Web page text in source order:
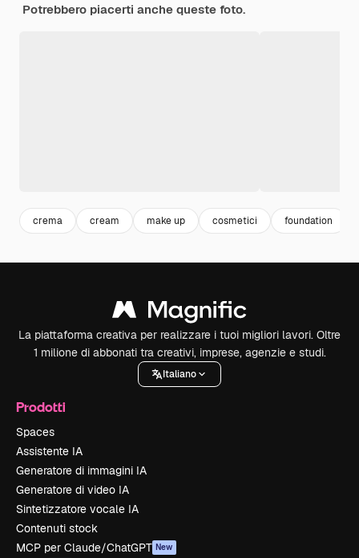
Potrebbero piacerti anche queste foto.
crema cream make up cosmetici foundation
La piattaforma creativa per realizzare i tuoi migliori lavori. Oltre
1 milione di abbonati tra creativi, imprese, agenzie e studi.
Italiano
Prodotti
Spaces
Assistente IA
Generatore di immagini IA
Generatore di video IA
Sintetizzatore vocale IA
Contenuti stock
MCP per Claude/ChatGPT New